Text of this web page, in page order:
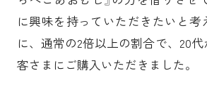
に興味を持っていただきたいと考
に、通常の2倍以上の割合で、20
客さまにご購入いただきました。